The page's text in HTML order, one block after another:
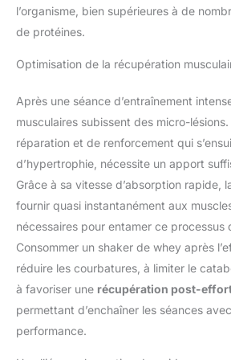
l’organisme, bien supérieures à de
de protéines.
Optimisation de la récupération
Après une séance d’entraînement
musculaires subissent des micro-
réparation et de renforcement qui
d’hypertrophie, nécessite un apport
Grâce à sa vitesse d’absorption rapide,
fournir quasi instantanément aux
nécessaires pour entamer ce processus
Consommer un shaker de whey après
réduire les courbatures, à limiter le
à favoriser une récupération post-
permettant d’enchaîner les séances
performance.